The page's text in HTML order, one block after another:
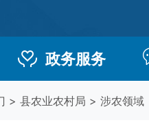
政务服务
> 县农业农村局 > 涉农领域